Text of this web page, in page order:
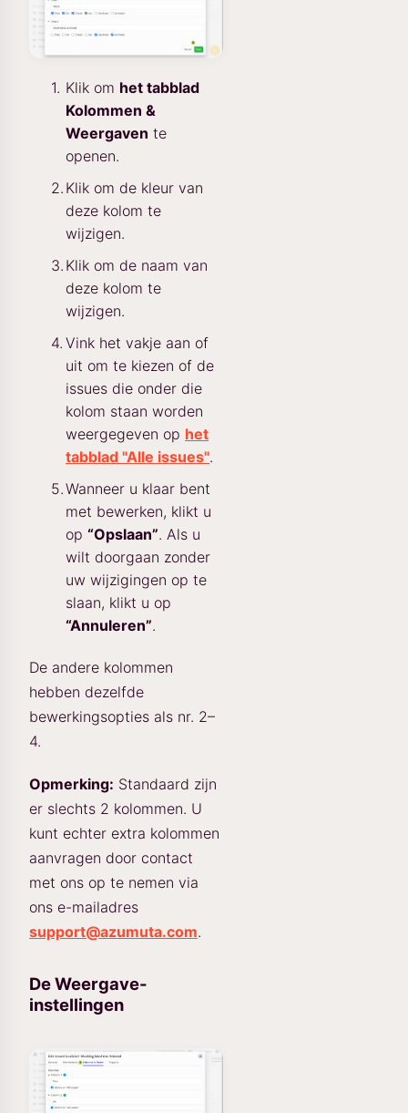
Klik om het tabblad
Kolommen &
Weergaven te
openen.
Klik om de kleur van
deze kolom te
wijzigen.
Klik om de naam van
deze kolom te
wijzigen.
Vink het vakje aan of
uit om te kiezen of de
issues die onder die
kolom staan worden
weergegeven op het
tabblad "Alle issues".
Wanneer u klaar bent
met bewerken, klikt u
op “Opslaan”. Als u
wilt doorgaan zonder
uw wijzigingen op te
slaan, klikt u op
“Annuleren”.
De andere kolommen
hebben dezelfde
bewerkingsopties als nr. 2–
4.
Opmerking: Standaard zijn
er slechts 2 kolommen. U
kunt echter extra kolommen
aanvragen door contact
met ons op te nemen via
ons e-mailadres
support@azumuta.com.
De Weergave-
instellingen